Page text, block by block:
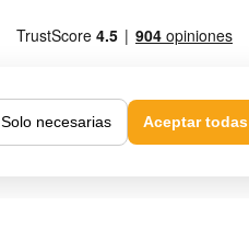
Solo necesarias Aceptar todas